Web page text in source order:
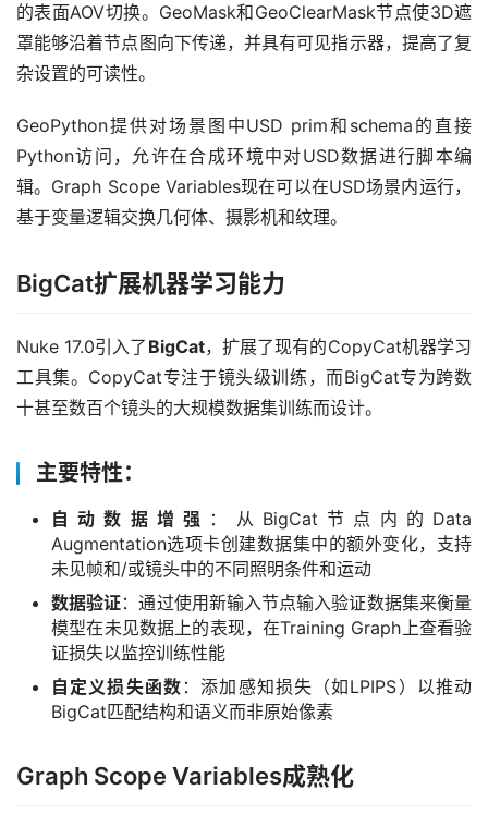
的表面AOV切换。GeoMask和GeoClearMask节点使3D遮
罩能够沿着节点图向下传递，并具有可见指示器，提高了复
杂设置的可读性。
GeoPython提供对场景图中USD prim和schema的直接
Python访问，允许在合成环境中对USD数据进行脚本编
辑。Graph Scope Variables现在可以在USD场景内运行，
基于变量逻辑交换几何体、摄影机和纹理。
BigCat扩展机器学习能力
Nuke 17.0引入了 BigCat，扩展了现有的CopyCat机器学习
工具集。CopyCat专注于镜头级训练，而BigCat专为跨数
十甚至数百个镜头的大规模数据集训练而设计。
主要特性：
自动数据增强 ：从BigCat节点内的Data
Augmentation选项卡创建数据集中的额外变化，支持
未见帧和/或镜头中的不同照明条件和运动
数据验证：通过使用新输入节点输入验证数据集来衡量
模型在未见数据上的表现，在Training Graph上查看验
证损失以监控训练性能
自定义损失函数 ：添加感知损失（如LPIPS）以推动
BigCat匹配结构和语义而非原始像素
Graph Scope Variables成熟化